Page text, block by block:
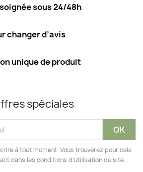
sous 24/48h
changer d’avis
unique de produit
spéciales
à tout moment. Vous trouverez pour cela
dans les conditions d'utilisation du site.